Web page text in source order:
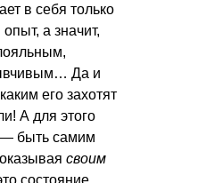
в себя только
а значит,
Да и
его захотят
А для этого
— быть самим
своим
состояние